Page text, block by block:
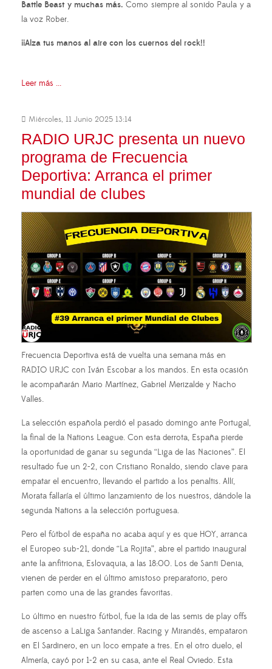
Battle Beast y muchas más. Como siempre al sonido Paula y a
la voz Rober.
¡¡Alza tus manos al aire con los cuernos del rock!!
Leer más ...
Miércoles, 11 Junio 2025 13:14
RADIO URJC presenta un nuevo
programa de Frecuencia
Deportiva: Arranca el primer
mundial de clubes
Frecuencia Deportiva está de vuelta una semana más en
RADIO URJC con Iván Escobar a los mandos. En esta ocasión
le acompañarán Mario Martínez, Gabriel Merizalde y Nacho
Valles.
La selección española perdió el pasado domingo ante Portugal,
la final de la Nations League. Con esta derrota, España pierde
la oportunidad de ganar su segunda “Liga de las Naciones”. El
resultado fue un 2-2, con Cristiano Ronaldo, siendo clave para
empatar el encuentro, llevando el partido a los penaltis. Allí,
Morata fallaría el último lanzamiento de los nuestros, dándole la
segunda Nations a la selección portuguesa.
Pero el fútbol de españa no acaba aquí y es que HOY, arranca
el Europeo sub-21, donde “La Rojita”, abre el partido inaugural
ante la anfitriona, Eslovaquia, a las 18:00. Los de Santi Denia,
vienen de perder en el último amistoso preparatorio, pero
parten como una de las grandes favoritas.
Lo último en nuestro fútbol, fue la ida de las semis de play offs
de ascenso a LaLiga Santander. Racing y Mirandés, empataron
en El Sardinero, en un loco empate a tres. En el otro duelo, el
Almería, cayó por 1-2 en su casa, ante el Real Oviedo. Esta